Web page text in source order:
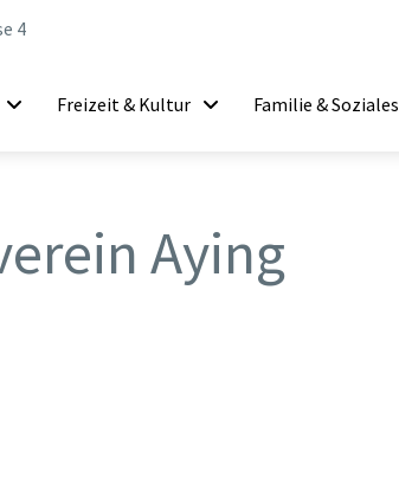
4
Freizeit & Kultur Familie & Soziales
Aying